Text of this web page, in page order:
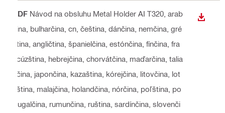
PDF Návod na obsluhu Metal Holder AI T320 , arab
čina, bulharčina, cn, čeština, dánčina, nemčina, gré
čtina, angličtina, španielčina, estónčina, fínčina, fra
ncúzština, hebrejčina, chorvátčina, maďarčina, talia
nčina, japončina, kazaština, kórejčina, litovčina, lot
yština, malajčina, holandčina, nórčina, poľština, po
rtugalčina, rumunčina, ruština, sardínčina, slovenči